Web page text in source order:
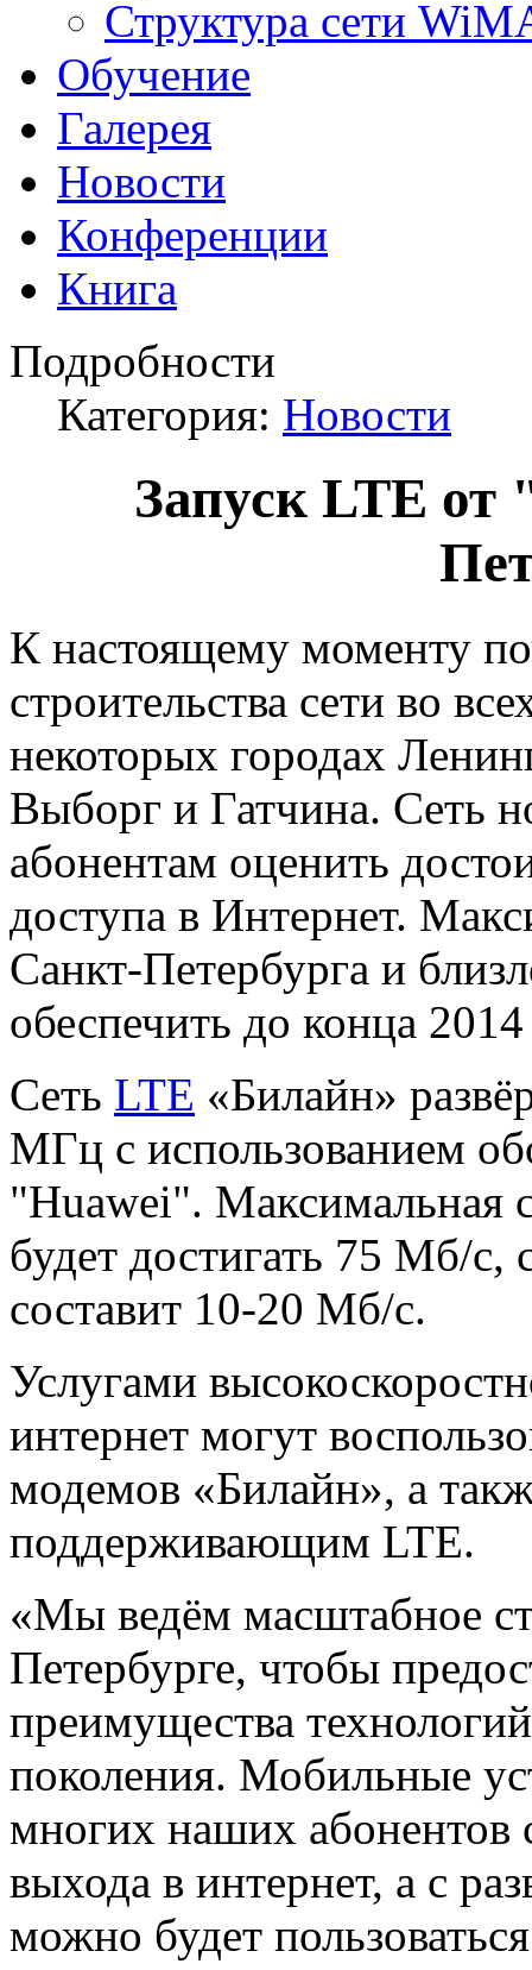
Структура сети
Обучение
Галерея
Новости
Конференции
Книга
Подробности
Категория: Новости
Запуск LTE
К настоящему моменту
строительства сети во
некоторых городах
Выборг и Гатчина. Сеть
абонентам оценить
доступа в Интернет.
Санкт-Петербурга и
обеспечить до конца 2014
Сеть LTE «Билайн»
МГц с использованием
"Huawei". Максимальная
будет достигать 75 Мб/c,
составит 10-20 Мб/c.
Услугами
интернет могут
модемов «Билайн», а
поддерживающим LTE.
«Мы ведём масштабное
Петербурге, чтобы
преимущества
поколения. Мобильные
многих наших абонентов
выхода в интернет, а с
можно будет